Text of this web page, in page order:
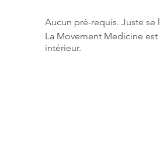
Aucun pré-requis. Juste se
La Movement Medicine
intérieur.